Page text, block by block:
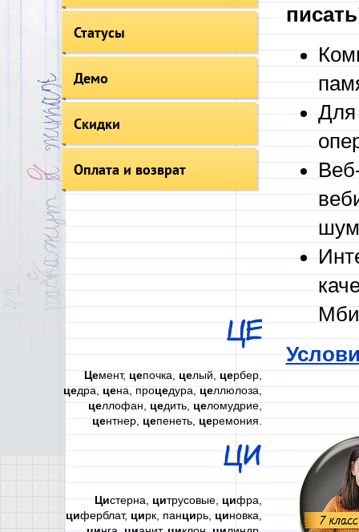
Статусы
Демо
Скидки
Оплата и возврат
ЦЕ
Цемент,цепочка,целый,цербер,
цедра,цена, процедура,целлюлоза,
целлофан,цедить,целомудрие,
центнер,цепенеть,церемония.
ЦИ
Цистерна,цитрусовые,цифра,
циферблат,цирк, панцирь,циновка,
Для